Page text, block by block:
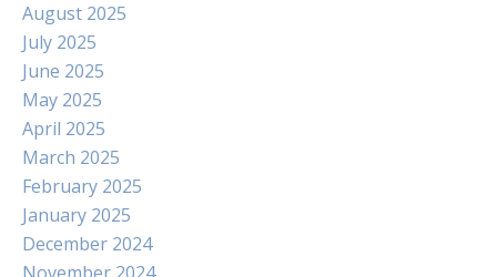
August 2025
July 2025
June 2025
May 2025
April 2025
March 2025
February 2025
January 2025
December 2024